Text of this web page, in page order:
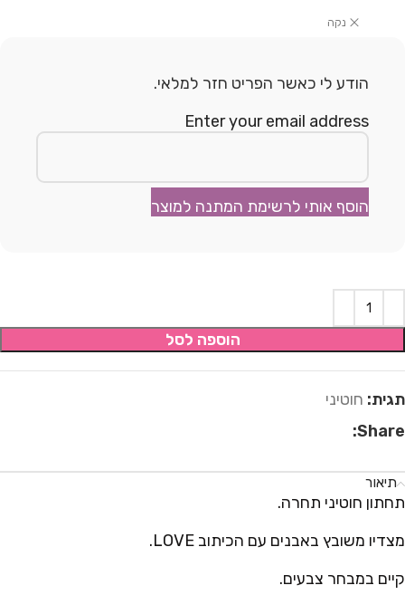
נקה
הודע לי כאשר הפריט חזר למלאי.
Enter your email address
הוסף אותי לרשימת המתנה למוצר
הוספה לסל
תגית: חוטיני
Share:
תיאור
תחתון חוטיני תחרה.
מצדיו משובץ באבנים עם הכיתוב LOVE.
קיים במבחר צבעים.